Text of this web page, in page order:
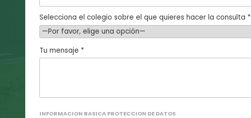
Selecciona el colegio sobre el que quieres hacer la consulta *
Tu mensaje *
INFORMACION BASICA PROTECCION DE DATOS